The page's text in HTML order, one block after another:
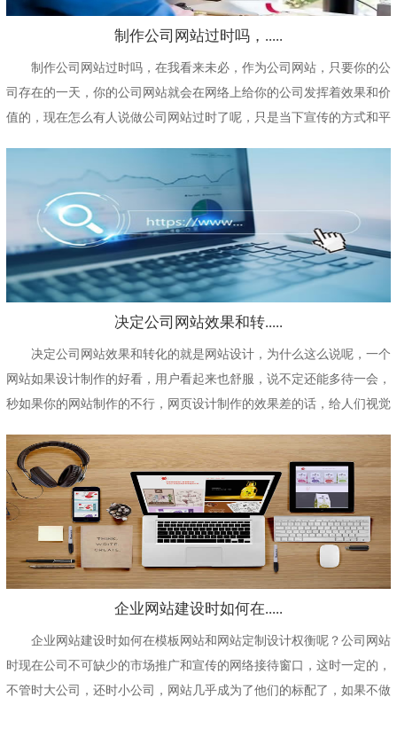
制作公司网站过时吗，.....
制作公司网站过时吗，在我看来未必，作为公司网站，只要你的公
司存在的一天，你的公司网站就会在网络上给你的公司发挥着效果和价
值的，现在怎么有人说做公司网站过时了呢，只是当下宣传的方式和平
决定公司网站效果和转.....
决定公司网站效果和转化的就是网站设计，为什么这么说呢，一个
网站如果设计制作的好看，用户看起来也舒服，说不定还能多待一会，
秒如果你的网站制作的不行，网页设计制作的效果差的话，给人们视觉
企业网站建设时如何在.....
企业网站建设时如何在模板网站和网站定制设计权衡呢？公司网站
时现在公司不可缺少的市场推广和宣传的网络接待窗口，这时一定的，
不管时大公司，还时小公司，网站几乎成为了他们的标配了，如果不做